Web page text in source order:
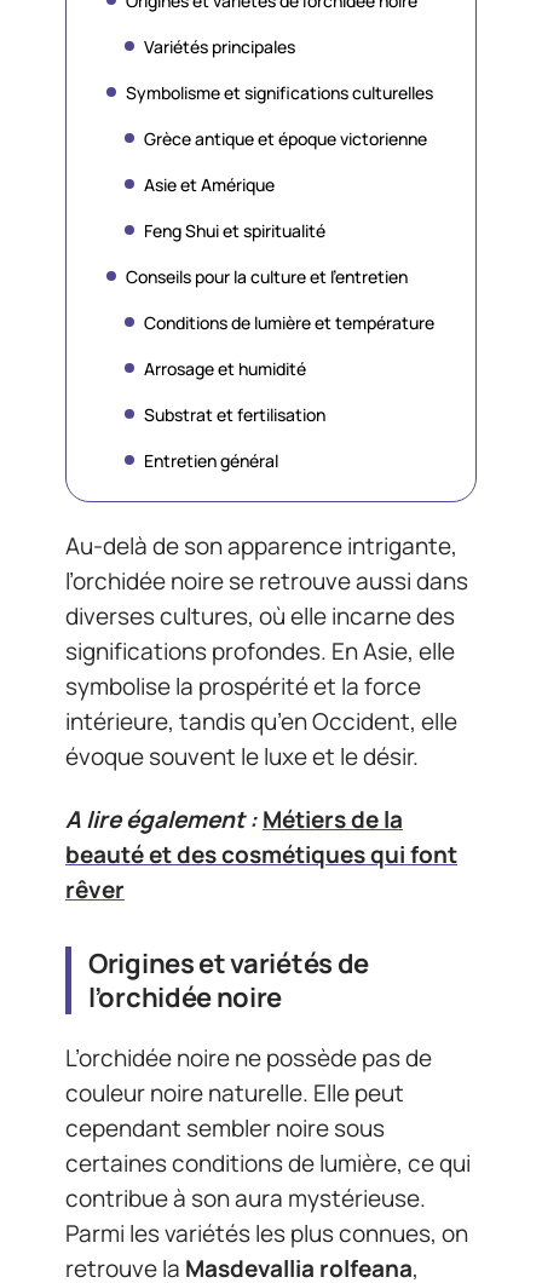
Variétés principales
Symbolisme et significations culturelles
Grèce antique et époque victorienne
Asie et Amérique
Feng Shui et spiritualité
Conseils pour la culture et l’entretien
Conditions de lumière et température
Arrosage et humidité
Substrat et fertilisation
Entretien général
Au-delà de son apparence intrigante,
l’orchidée noire se retrouve aussi dans
diverses cultures, où elle incarne des
significations profondes. En Asie, elle
symbolise la prospérité et la force
intérieure, tandis qu’en Occident, elle
évoque souvent le luxe et le désir.
A lire également :Métiers de la
beauté et des cosmétiques qui font
rêver
Origines et variétés de
l’orchidée noire
L’orchidée noire ne possède pas de
couleur noire naturelle. Elle peut
cependant sembler noire sous
certaines conditions de lumière, ce qui
contribue à son aura mystérieuse.
Parmi les variétés les plus connues, on
retrouve la Masdevallia rolfeana,